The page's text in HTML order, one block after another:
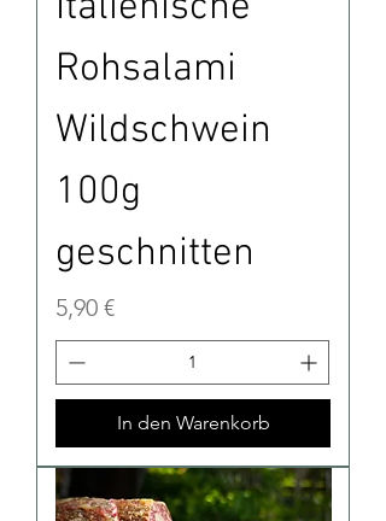
Rohsalami
Wildschwein
100g
geschnitten
Preis
5,90 €
In den Warenkorb